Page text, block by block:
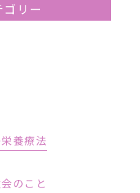
ゴリー
養療法
のこと